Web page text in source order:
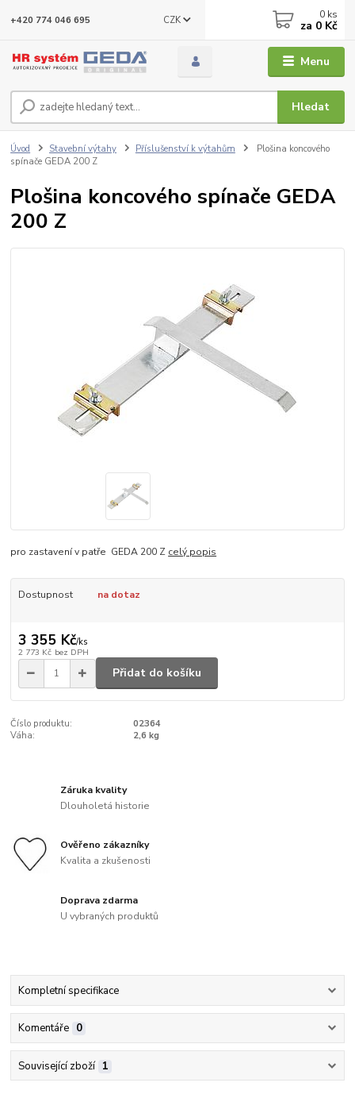
Menu
CZK
Hledat
+420 774 046 695 0 ks
za 0 Kč
Úvod Stavební výtahy Příslušenství k výtahům
Plošina koncového
spínače GEDA 200 Z
Plošina koncového spínače GEDA
200 Z
pro zastavení v patře GEDA 200 Z celý popis
Dostupnost na dotaz
3 355 Kč/ks
2 773 Kč bez DPH
Přidat do košíku
Číslo produktu:
02364
Váha:
2,6 kg
Záruka kvality
Dlouholetá historie
Ověřeno zákazníky
Kvalita a zkušenosti
Doprava zdarma
U vybraných produktů
Kompletní specifikace
Komentáře 0
Související zboží 1